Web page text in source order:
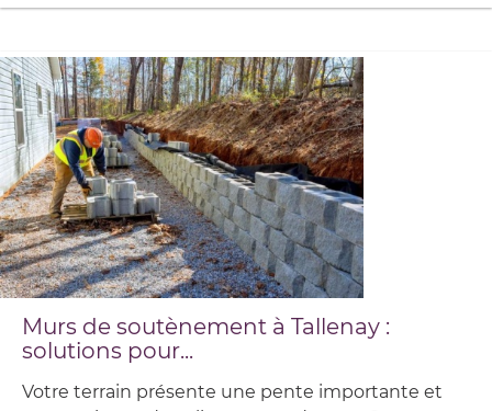
Murs de soutènement à Tallenay :
solutions pour...
Votre terrain présente une pente importante et